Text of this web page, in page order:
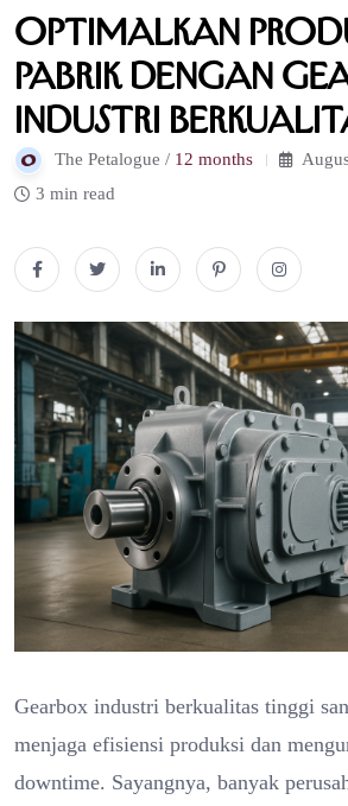
Optimalkan
Pabrik dengan
Industri
The Petalogue / 12 months
3 min read
Gearbox industri berkualitas tinggi
menjaga efisiensi produksi dan
downtime. Sayangnya, banyak